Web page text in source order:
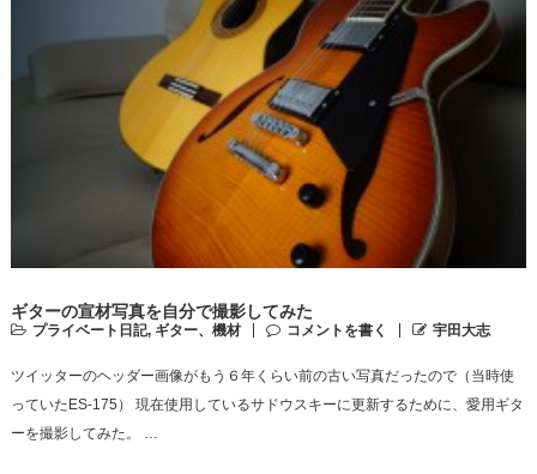
ギターの宣材写真を自分で撮影してみた
プライベート日記, ギター、機材 コメントを書く 宇田大志
ツイッターのヘッダー画像がもう６年くらい前の古い写真だったので（当時使
っていたES-175） 現在使用しているサドウスキーに更新するために、愛用ギタ
ーを撮影してみた。 …